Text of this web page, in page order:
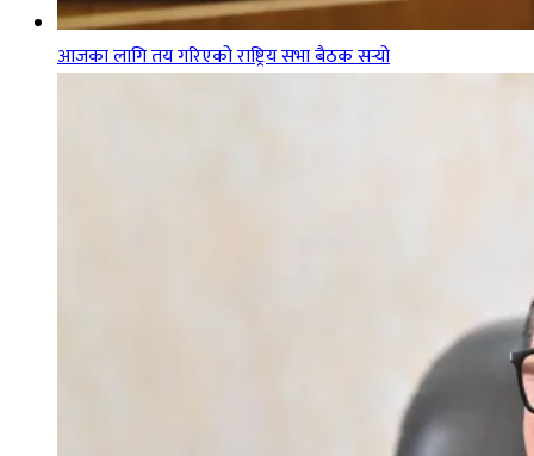
आजका लागि तय गरिएको राष्ट्रिय सभा बैठक सर्‍यो